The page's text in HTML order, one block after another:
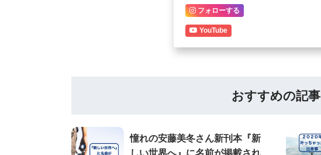
フォローする
YouTube
おすすめの記事
憧れの安藤美冬さん新刊本『新
しい世界へ』に名前が掲載され